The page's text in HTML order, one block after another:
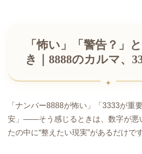
「怖い」「警告？」
き｜8888のカルマ、
「ナンバー8888が怖い」「3333が重
安」——そう感じるときは、数字が悪
たの中に“整えたい現実”があるだけです